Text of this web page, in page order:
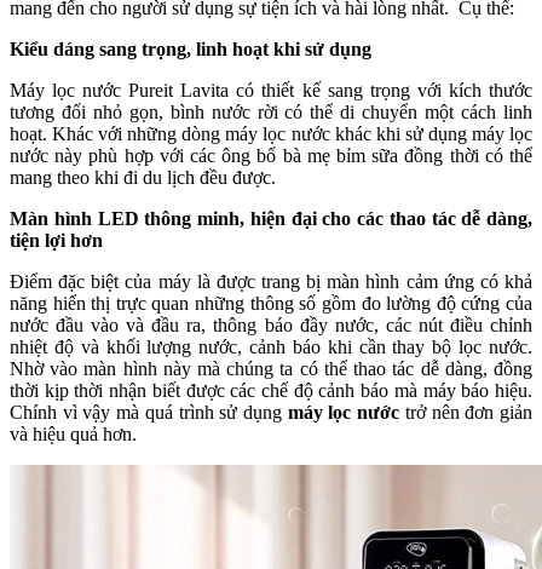
mang đến cho người sử dụng sự tiện ích và hài lòng nhất. Cụ thể:
Kiểu dáng sang trọng, linh hoạt khi sử dụng
Máy lọc nước Pureit Lavita có thiết kế sang trọng với kích thước
tương đối nhỏ gọn, bình nước rời có thể di chuyển một cách linh
hoạt. Khác với những dòng máy lọc nước khác khi sử dụng máy lọc
nước này phù hợp với các ông bố bà mẹ bỉm sữa đồng thời có thể
mang theo khi đi du lịch đều được.
Màn hình LED thông minh, hiện đại cho các thao tác dễ dàng,
tiện lợi hơn
Điểm đặc biệt của máy là được trang bị màn hình cảm ứng có khả
năng hiển thị trực quan những thông số gồm đo lường độ cứng của
nước đầu vào và đầu ra, thông báo đầy nước, các nút điều chỉnh
nhiệt độ và khối lượng nước, cảnh báo khi cần thay bộ lọc nước.
Nhờ vào màn hình này mà chúng ta có thể thao tác dễ dàng, đồng
thời kịp thời nhận biết được các chế độ cảnh báo mà máy báo hiệu.
Chính vì vậy mà quá trình sử dụng máy lọc nước trở nên đơn giản
và hiệu quả hơn.